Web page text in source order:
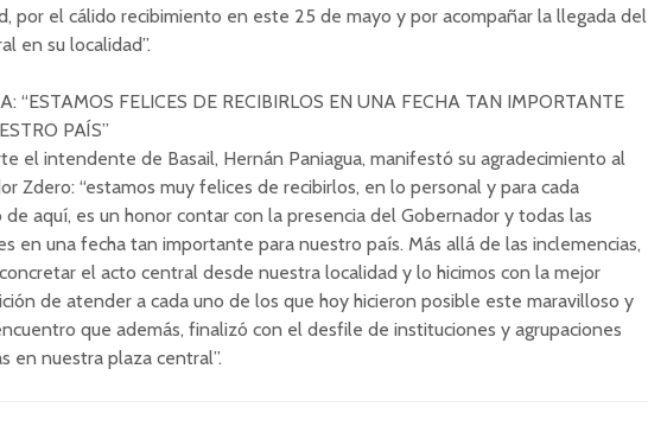
por el cálido recibimiento en este 25 de mayo y por acompañar la llegada del
en su localidad”.
“ESTAMOS FELICES DE RECIBIRLOS EN UNA FECHA TAN IMPORTANTE
PAÍS”
el intendente de Basail, Hernán Paniagua, manifestó su agradecimiento al
Zdero: “estamos muy felices de recibirlos, en lo personal y para cada
de aquí, es un honor contar con la presencia del Gobernador y todas las
en una fecha tan importante para nuestro país. Más allá de las inclemencias,
el acto central desde nuestra localidad y lo hicimos con la mejor
de atender a cada uno de los que hoy hicieron posible este maravilloso y
que además, finalizó con el desfile de instituciones y agrupaciones
en nuestra plaza central”.